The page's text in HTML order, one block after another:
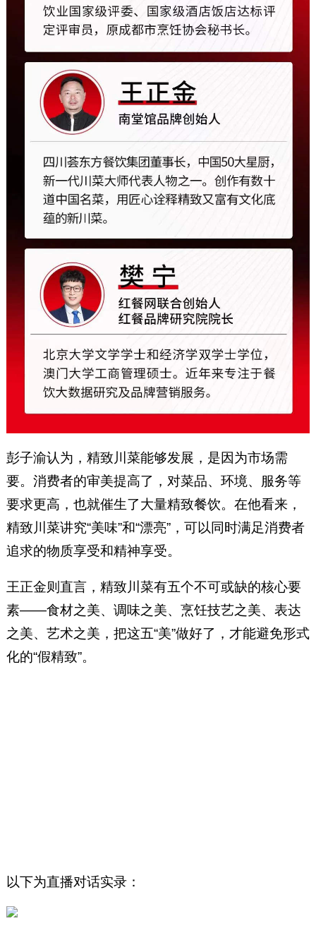
彭子渝认为，精致川菜能够发展，是因为市场需
要。消费者的审美提高了，对菜品、环境、服务等
要求更高，也就催生了大量精致餐饮。在他看来，
精致川菜讲究“美味”和“漂亮”，可以同时满足消费者
追求的物质享受和精神享受。
王正金则直言，精致川菜有五个不可或缺的核心要
素——食材之美、调味之美、烹饪技艺之美、表达
之美、艺术之美，把这五“美”做好了，才能避免形式
化的“假精致”。
以下为直播对话实录：